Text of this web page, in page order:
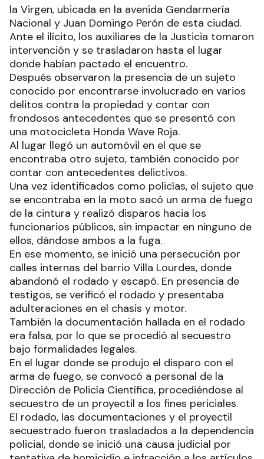
la Virgen, ubicada en la avenida Gendarmería
Nacional y Juan Domingo Perón de esta ciudad.
Ante el ilícito, los auxiliares de la Justicia tomaron
intervención y se trasladaron hasta el lugar
donde habían pactado el encuentro.
Después observaron la presencia de un sujeto
conocido por encontrarse involucrado en varios
delitos contra la propiedad y contar con
frondosos antecedentes que se presentó con
una motocicleta Honda Wave Roja.
Al lugar llegó un automóvil en el que se
encontraba otro sujeto, también conocido por
contar con antecedentes delictivos.
Una vez identificados como policías, el sujeto que
se encontraba en la moto sacó un arma de fuego
de la cintura y realizó disparos hacia los
funcionarios públicos, sin impactar en ninguno de
ellos, dándose ambos a la fuga.
En ese momento, se inició una persecución por
calles internas del barrio Villa Lourdes, donde
abandonó el rodado y escapó. En presencia de
testigos, se verificó el rodado y presentaba
adulteraciones en el chasis y motor.
También la documentación hallada en el rodado
era falsa, por lo que se procedió al secuestro
bajo formalidades legales.
En el lugar donde se produjo el disparo con el
arma de fuego, se convocó a personal de la
Dirección de Policía Científica, procediéndose al
secuestro de un proyectil a los fines periciales.
El rodado, las documentaciones y el proyectil
secuestrado fueron trasladados a la dependencia
policial, donde se inició una causa judicial por